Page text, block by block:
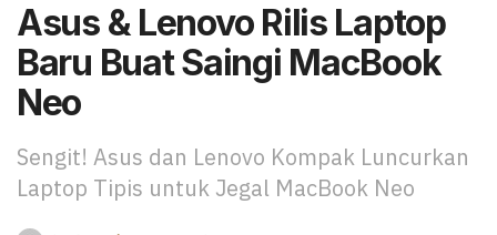
Asus & Lenovo Rilis Laptop
Baru Buat Saingi MacBook
Neo
Sengit! Asus dan Lenovo Kompak Luncurkan
Laptop Tipis untuk Jegal MacBook Neo